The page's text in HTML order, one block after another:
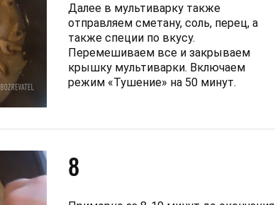
Далее в мультиварку также
отправляем сметану, соль, перец, а
также специи по вкусу.
Перемешиваем все и закрываем
крышку мультиварки. Включаем
режим «Тушение» на 50 минут.
8